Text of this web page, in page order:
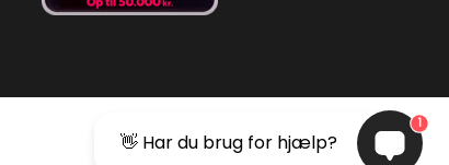
👋 Har du brug for hjælp?
1